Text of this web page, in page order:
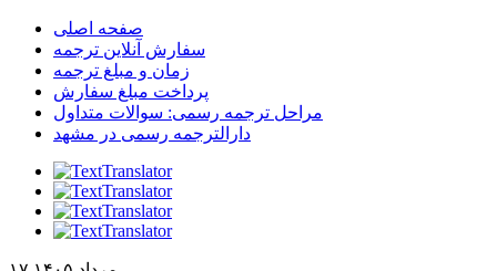
صفحه اصلی
سفارش آنلاین ترجمه
زمان و مبلغ ترجمه
پرداخت مبلغ سفارش
مراحل ترجمه رسمی: سوالات متداول
دارالترجمه رسمی در مشهد